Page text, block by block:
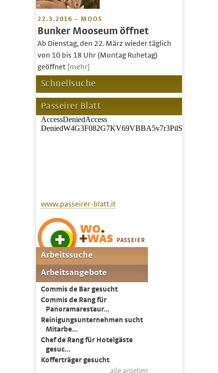
22.3.2016 – MOOS
Bunker Mooseum öffnet
Ab Dienstag, den 22. März wieder täglich
von 10 bis 18 Uhr (Montag Ruhetag)
geöffnet [mehr]
Schnellsuche
Passeirer Blatt
www.passeirer-blatt.it